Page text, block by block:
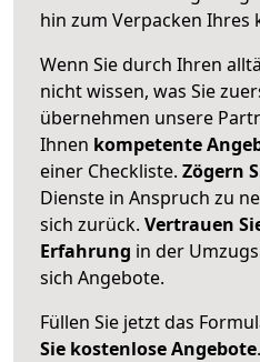
hin zum Verpacken Ihres
Wenn Sie durch Ihren
nicht wissen, was Sie
übernehmen unsere
Ihnen kompetente
einer Checkliste. Zögern
Dienste in Anspruch zu
sich zurück. Vertrauen
Erfahrung in der
sich Angebote.
Füllen Sie jetzt das
Sie kostenlose Angebote.